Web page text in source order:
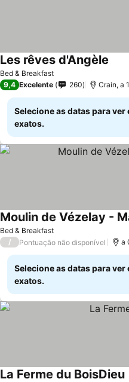
Bed & Breakfast
Les rêves d'Angèle
9,4 Excelente 260 Crain, a
Selecione as datas para ver
exatos.
Bed & Breakfast
Moulin de Vézelay -
/ Pontuação não disponível a
Selecione as datas para ver
exatos.
La Ferme du BoisDieu